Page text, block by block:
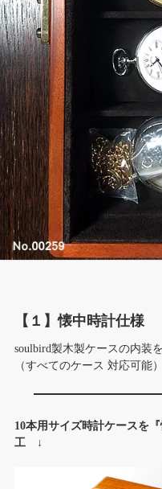
【１】懐中時計仕様
soulbird製木製ケースの内装
（すべてのケース 対応可能）
10本用サイズ時計ケースを
工 ↓